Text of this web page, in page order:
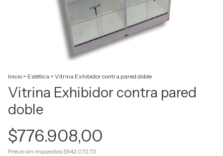
Inicio > Estética > Vitrina Exhibidor contra pared doble
Vitrina Exhibidor contra pared
doble
$776.908,00
Precio sin impuestos $642.072,73